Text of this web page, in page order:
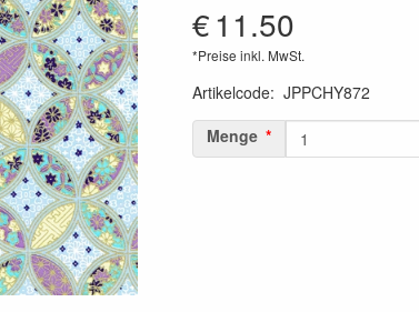
€11.50
*Preise inkl. MwSt.
Artikelcode: JPPCHY872
Menge